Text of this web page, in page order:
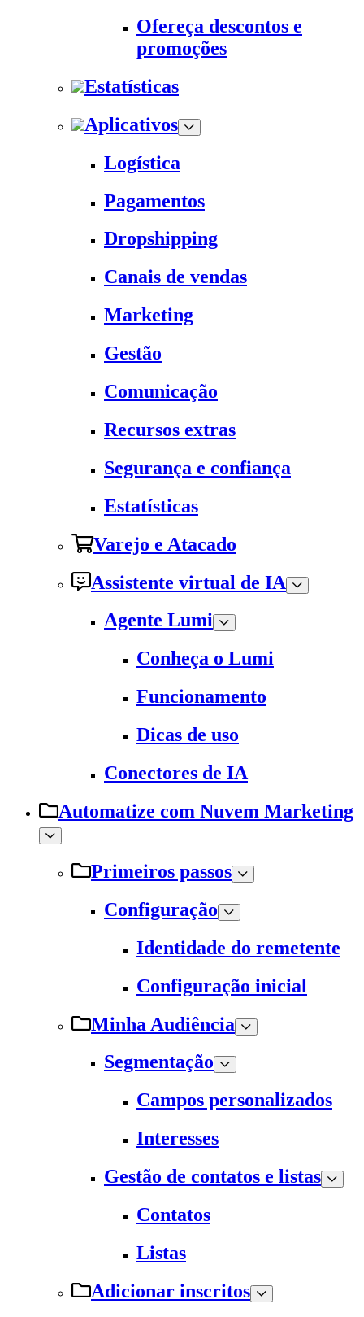
Ofereça descontos e
promoções
Estatísticas
Aplicativos
Logística
Pagamentos
Dropshipping
Canais de vendas
Marketing
Gestão
Comunicação
Recursos extras
Segurança e confiança
Estatísticas
Varejo e Atacado
Assistente virtual de IA
Agente Lumi
Conheça o Lumi
Funcionamento
Dicas de uso
Conectores de IA
Automatize com Nuvem Marketing
Primeiros passos
Configuração
Identidade do remetente
Configuração inicial
Minha Audiência
Segmentação
Campos personalizados
Interesses
Gestão de contatos e listas
Contatos
Listas
Adicionar inscritos